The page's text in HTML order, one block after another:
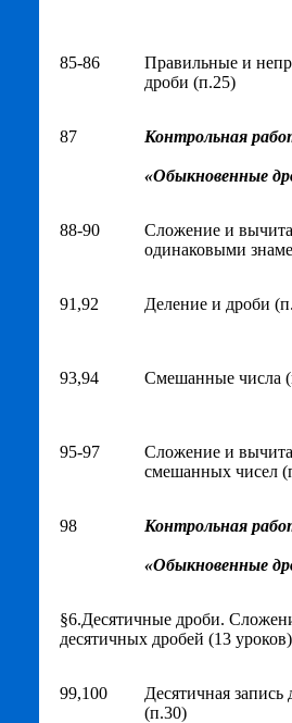
85-86
Правильные и
дроби (п.25)
87 Контрольная
«Обыкновенные
88-90
Сложение и
одинаковыми
91,92 Деление и дроби
93,94 Смешанные числа
95-97
Сложение и
смешанных чисел
98 Контрольная
«Обыкновенные
§6.Десятичные дроби.
десятичных дробей (13 уроков)
99,100
Десятичная
(п.30)